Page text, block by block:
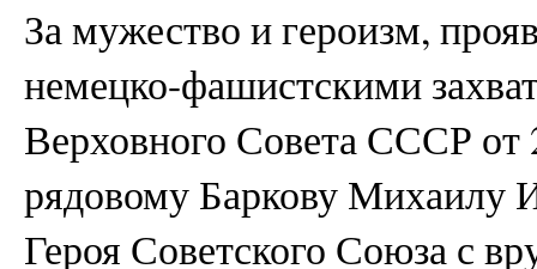
За мужество и героизм,
немецко-фашистскими
Верховного Совета СССР от
рядовому Баркову Михаилу
Героя Советского Союза с